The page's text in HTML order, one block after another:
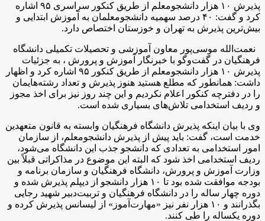
پذیرش ۱۰ هزار دانشجومعلم از طریق کنکور سراسری ۹۵ اشاره
کرد و گفت:‌ ۴۰ درصد سهمیه دانشجومعلمان به آموزش ابتدایی و
بیش‌ترین پذیرش به تهران و خوزستان اختصاص دارد.
نعمت‌الله موسی‌پور معاون آموزشی و تحصیلات تکمیلی دانشگاه
فرهنگیان در گفت‌وگو با خبرنگار آموزش و پرورش ،‌ به جزئیات
پذیرش ۱۰ هزار دانشجومعلم از طریق کنکور ۹۵ اشاره کرد و اظهار
داشت: همانطور که مطلع هستید هنوز پذیرش و تعداد رشته‌هایمان
را در دفترچه کنکور اعلام نکردیم و این چند روز نیز برای اخذ مجوز
و ردیف استخدامی تلاش‌های بسیاری شده است.
وی با بیان اینکه پذیرش دانشگاه فرهنگیان وابسته به قانون متعهدین
خدمت است،‌ گفت: باید پیش از پذیرش دانشجومعلم،‌ از سازمان
امور استخدامی به تعدادی که دانشجو جذب این دانشگاه می‌شود،‌
ردیف استخدامی اخذ شود که البته این موضوع در مذاکراتی قبلاً بین
وزارت آموزش و پرورش، دانشگاه فرهنگیان و سازمان برنامه و
بودجه موافقت شده بود تا ۱۰ هزار دانشجو از دیپلم پذیرش شده و
دوره چهار ساله را در دانشگاه فرهنگیان و تربیت‌دبیر شهید رجایی
بگذرانند و ۱۰ هزار نفر نیز «مهارت‌آموز» از لیسانس پذیرش کرده و
دوره یکساله را طی کنند.